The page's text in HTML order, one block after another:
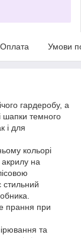
Оплата Умови
гардеробу, а
шапки темного
і для
кольорі
на
стильний
прання при
та